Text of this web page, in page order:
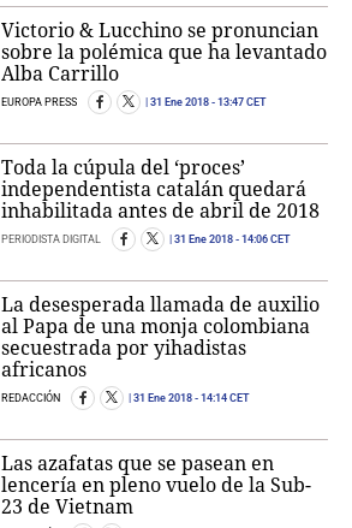
Victorio & Lucchino se pronuncian
sobre la polémica que ha levantado
Alba Carrillo
EUROPA PRESS 31 Ene 2018 - 13:47 CET
Toda la cúpula del ‘proces’
independentista catalán quedará
inhabilitada antes de abril de 2018
PERIODISTA DIGITAL 31 Ene 2018 - 14:06 CET
La desesperada llamada de auxilio
al Papa de una monja colombiana
secuestrada por yihadistas
africanos
REDACCIÓN 31 Ene 2018 - 14:14 CET
Las azafatas que se pasean en
lencería en pleno vuelo de la Sub-
23 de Vietnam